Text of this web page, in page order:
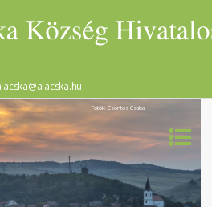
Fotók: Csontos Csaba